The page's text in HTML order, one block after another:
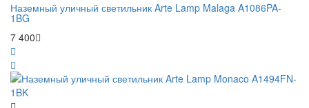
Наземный уличный светильник Arte Lamp Malaga A1086PA-
1BG
7 400